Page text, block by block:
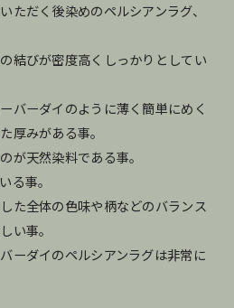
ただく後染めのペルシアンラグ、
結びが密度高くしっかりとしてい
バーダイのように薄く簡単にめく
厚みがある事。
が天然染料である事。
る事。
た全体の色味や柄などのバランス
い事。
ーダイのペルシアンラグは非常に